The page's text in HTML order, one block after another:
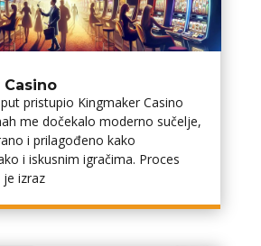
pristupio Kingmaker Casino
me dočekalo moderno sučelje,
i prilagođeno kako
i iskusnim igračima. Proces
izraz